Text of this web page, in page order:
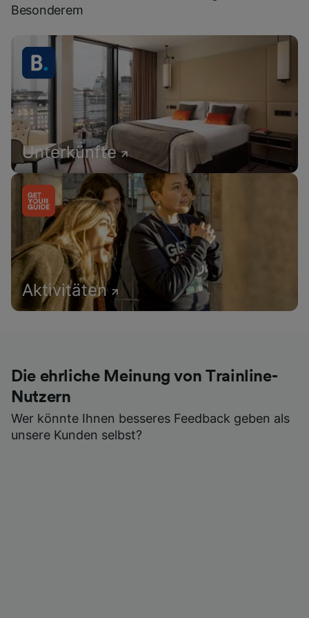
Besonderem
Unterkünfte
Aktivitäten
Die ehrliche Meinung von Trainline-
Nutzern
Wer könnte Ihnen besseres Feedback geben als
unsere Kunden selbst?